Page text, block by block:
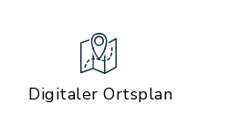
Digitaler Ortsplan